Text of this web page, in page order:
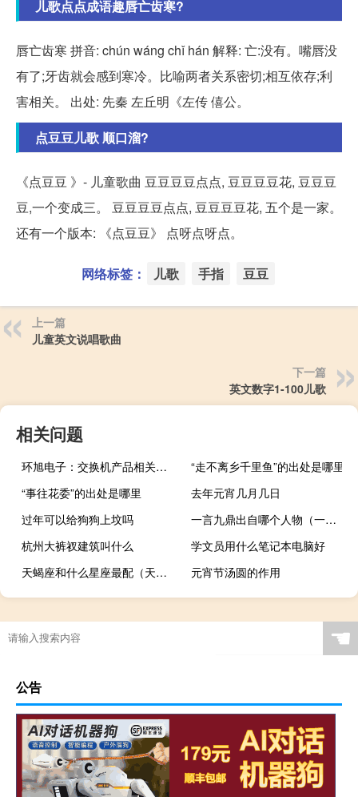
儿歌点点成语趣唇亡齿寒?
唇亡齿寒 拼音: chún wáng chǐ hán 解释: 亡:没有。嘴唇没
有了;牙齿就会感到寒冷。比喻两者关系密切;相互依存;利
害相关。 出处: 先秦 左丘明《左传 僖公。
点豆豆儿歌 顺口溜?
《点豆豆 》- 儿童歌曲 豆豆豆豆点点, 豆豆豆豆花, 豆豆豆
豆,一个变成三。 豆豆豆豆点点, 豆豆豆豆花, 五个是一家。
还有一个版本: 《点豆豆》 点呀点呀点。
网络标签： 儿歌 手指 豆豆
上一篇
儿童英文说唱歌曲
下一篇
英文数字1-100儿歌
相关问题
环旭电子：交换机产品相关订单需求比今年年初预期有所提高
“走不离乡千里鱼”的出处是哪里
“事往花委”的出处是哪里
去年元宵几月几日
过年可以给狗狗上坟吗
一言九鼎出自哪个人物（一言九鼎涉及的历史人物）
杭州大裤衩建筑叫什么
学文员用什么笔记本电脑好
天蝎座和什么星座最配（天秤座和什么星座最配）
元宵节汤圆的作用
☚
公告